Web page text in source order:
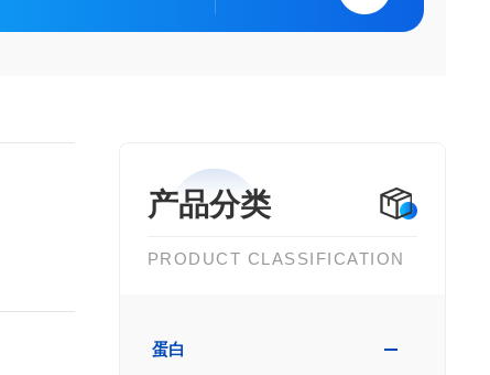
产品分类
PRODUCT CLASSIFICATION
蛋白